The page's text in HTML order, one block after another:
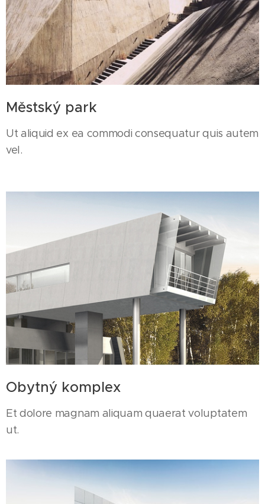
Městský park
Ut aliquid ex ea commodi consequatur quis autem
vel.
Obytný komplex
Et dolore magnam aliquam quaerat voluptatem
ut.